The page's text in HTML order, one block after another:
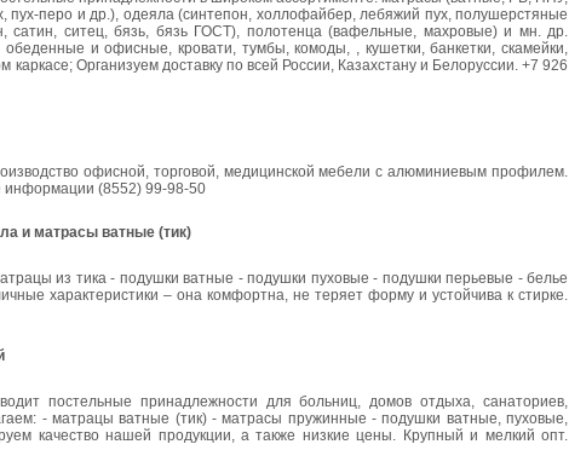
перо и др.), одеяла (синтепон, холлофайбер, лебяжий пух, полушерстяные
сатин, ситец, бязь, бязь ГОСТ), полотенца (вафельные, махровые) и мн. др.
и офисные, кровати, тумбы, комоды, , кушетки, банкетки, скамейки,
Организуем доставку по всей России, Казахстану и Белоруссии. +7 926
офисной, торговой, медицинской мебели с алюминиевым профилем.
информации (8552) 99-98-50
и матрасы ватные (тик)
из тика - подушки ватные - подушки пуховые - подушки перьевые - белье
характеристики – она комфортна, не теряет форму и устойчива к стирке.
постельные принадлежности для больниц, домов отдыха, санаториев,
- матрацы ватные (тик) - матрасы пружинные - подушки ватные, пуховые,
качество нашей продукции, а также низкие цены. Крупный и мелкий опт.